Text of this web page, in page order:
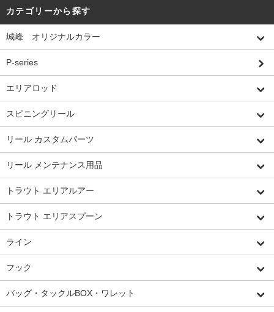
カテゴリーから探す
城峰 オリジナルカラー
P-series
エリアロッド
スピニングリール
リール カスタムパーツ
リール メンテナンス用品
トラウト エリアルアー
トラウト エリアスプーン
ライン
フック
バッグ・タックルBOX・ワレット